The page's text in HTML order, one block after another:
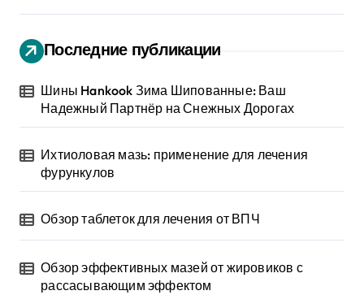
Последние публикации
Шины Hankook Зима Шипованные: Ваш
Надежный Партнёр на Снежных Дорогах
Ихтиоловая мазь: применение для лечения
фурункулов
Обзор таблеток для лечения от ВПЧ
Обзор эффективных мазей от жировиков с
рассасывающим эффектом